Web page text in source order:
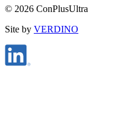
© 2026 ConPlusUltra
Site by VERDINO